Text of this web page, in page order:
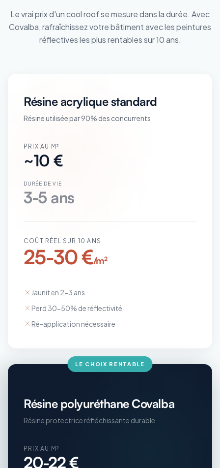
Le vrai prix d'un cool roof se mesure dans la durée. Avec
Covalba, rafraîchissez votre bâtiment avec les peintures
réflectives les plus rentables sur 10 ans.
Résine acrylique standard
Résine utilisée par 90% des concurrents
PRIX AU M²
~10 €
DURÉE DE VIE
3-5 ans
COÛT RÉEL SUR 10 ANS
25-30 €/m²
Jaunit en 2-3 ans
Perd 30-50% de réflectivité
Ré-application nécessaire
LE CHOIX RENTABLE
Résine polyuréthane Covalba
Résine protectrice réfléchissante durable
PRIX AU M²
20-22 €